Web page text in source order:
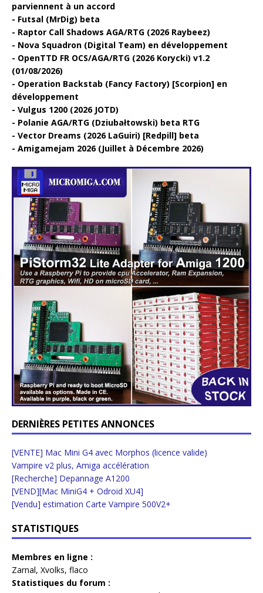
parviennent à un accord
Futsal (MrDig) beta
Raptor Call Shadows AGA/RTG (2026 Raybeez)
Nova Squadron (Digital Team) en développement
OpenTTD FR OCS/AGA/RTG (2026 Korycki) v1.2
(01/08/2026)
Operation Backstab (Fancy Factory) [Scorpion] en
développement
Vulgus 1200 (2026 JOTD)
Polanie AGA/RTG (Dziubałtowski) beta RTG
Vector Dreams (2026 LaGuiri) [Redpill] beta
Amigamejam 2026 (Juillet à Décembre 2026)
DERNIÈRES PETITES ANNONCES
[VENTE] Mac Mini G4 avec Morphos (licence valide)
Vampire v2 plus, Amiga accélération
[Recherche] Depannage A1200
[VEND][Mac MiniG4 + Odroid XU4]
[Vendu] estimation Carte Vampire 500V2+
STATISTIQUES
Membres en ligne :
Zarnal, Xvolks, flaco
Statistiques du forum :